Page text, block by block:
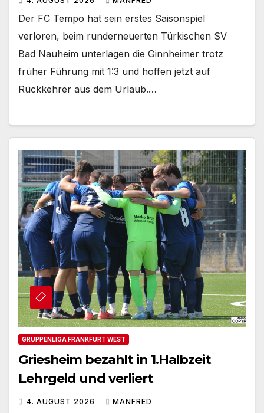
Der FC Tempo hat sein erstes Saisonspiel
verloren, beim runderneuerten Türkischen SV
Bad Nauheim unterlagen die Ginnheimer trotz
früher Führung mit 1:3 und hoffen jetzt auf
Rückkehrer aus dem Urlaub.…
GRUPPENLIGA FRANKFURT WEST
Griesheim bezahlt in 1.Halbzeit
Lehrgeld und verliert
4. AUGUST 2026 MANFRED